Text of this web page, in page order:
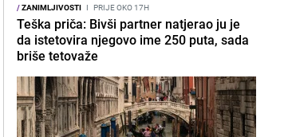
/ZANIMLJIVOSTI I PRIJE OKO 17H
Teška priča: Bivši partner natjerao ju je
da istetovira njegovo ime 250 puta, sada
briše tetovaže